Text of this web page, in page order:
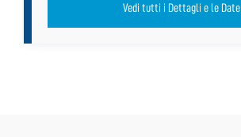
Vedi tutti i Dettagli e le Date